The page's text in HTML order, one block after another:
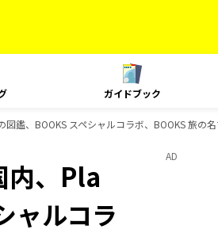
ガイドブック
鑑、BOOKS スペシャルコラボ、BOOKS 旅の
内、Pla
ャルコラ
AD